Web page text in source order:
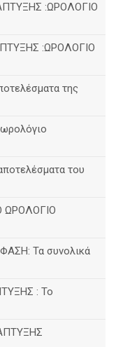
:ΩΡΟΛΟΓΙΟ
:ΩΡΟΛΟΓΙΟ
της
του
ΩΡΟΛΟΓΙΟ
Τα συνολικά
: Το